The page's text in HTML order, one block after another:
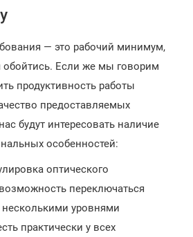
— это рабочий минимум,
обойтись. Если же мы говорим
продуктивность работы
предоставляемых
будут интересовать наличие
особенностей:
оптического
переключаться
уровнями
практически у всех